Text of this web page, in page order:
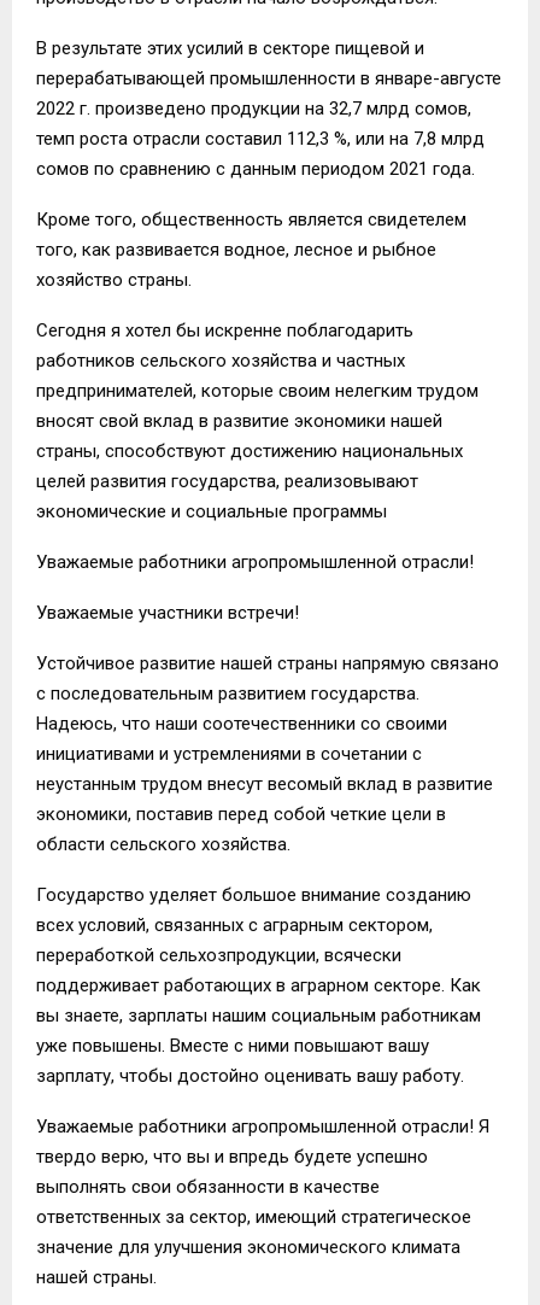
В результате этих усилий в секторе пищевой и
перерабатывающей промышленности в январе-августе
2022 г. произведено продукции на 32,7 млрд сомов,
темп роста отрасли составил 112,3 %, или на 7,8 млрд
сомов по сравнению с данным периодом 2021 года.
Кроме того, общественность является свидетелем
того, как развивается водное, лесное и рыбное
хозяйство страны.
Сегодня я хотел бы искренне поблагодарить
работников сельского хозяйства и частных
предпринимателей, которые своим нелегким трудом
вносят свой вклад в развитие экономики нашей
страны, способствуют достижению национальных
целей развития государства, реализовывают
экономические и социальные программы
Уважаемые работники агропромышленной отрасли!
Уважаемые участники встречи!
Устойчивое развитие нашей страны напрямую связано
с последовательным развитием государства.
Надеюсь, что наши соотечественники со своими
инициативами и устремлениями в сочетании с
неустанным трудом внесут весомый вклад в развитие
экономики, поставив перед собой четкие цели в
области сельского хозяйства.
Государство уделяет большое внимание созданию
всех условий, связанных с аграрным сектором,
переработкой сельхозпродукции, всячески
поддерживает работающих в аграрном секторе. Как
вы знаете, зарплаты нашим социальным работникам
уже повышены. Вместе с ними повышают вашу
зарплату, чтобы достойно оценивать вашу работу.
Уважаемые работники агропромышленной отрасли! Я
твердо верю, что вы и впредь будете успешно
выполнять свои обязанности в качестве
ответственных за сектор, имеющий стратегическое
значение для улучшения экономического климата
нашей страны.